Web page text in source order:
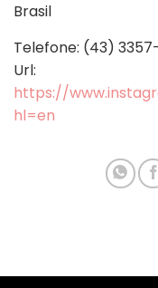
Brasil
Telefone: (43)
Url:
https://
hl=en